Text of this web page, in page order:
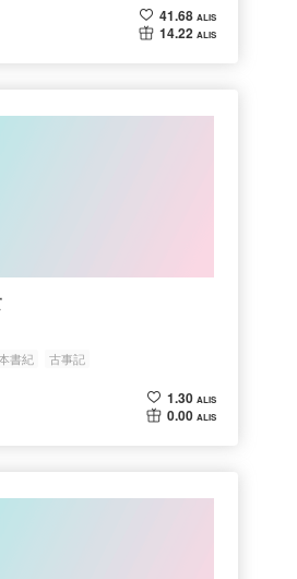
41.68 ALIS
14.22 ALIS
書紀 古事記
1.30 ALIS
0.00 ALIS